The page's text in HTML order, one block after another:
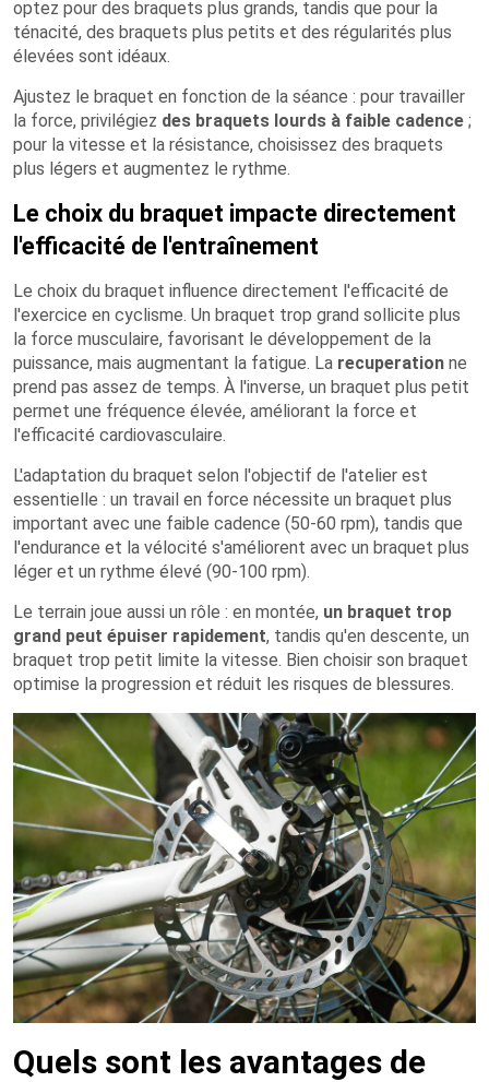
optez pour des braquets plus grands, tandis que pour la
ténacité, des braquets plus petits et des régularités plus
élevées sont idéaux.
Ajustez le braquet en fonction de la séance : pour travailler
la force, privilégiez des braquets lourds à faible cadence ;
pour la vitesse et la résistance, choisissez des braquets
plus légers et augmentez le rythme.
Le choix du braquet impacte directement
l'efficacité de l'entraînement
Le choix du braquet influence directement l'efficacité de
l'exercice en cyclisme. Un braquet trop grand sollicite plus
la force musculaire, favorisant le développement de la
puissance, mais augmentant la fatigue. La recuperation ne
prend pas assez de temps. À l'inverse, un braquet plus petit
permet une fréquence élevée, améliorant la force et
l'efficacité cardiovasculaire.
L'adaptation du braquet selon l'objectif de l'atelier est
essentielle : un travail en force nécessite un braquet plus
important avec une faible cadence (50-60 rpm), tandis que
l'endurance et la vélocité s'améliorent avec un braquet plus
léger et un rythme élevé (90-100 rpm).
Le terrain joue aussi un rôle : en montée, un braquet trop
grand peut épuiser rapidement, tandis qu'en descente, un
braquet trop petit limite la vitesse. Bien choisir son braquet
optimise la progression et réduit les risques de blessures.
Quels sont les avantages de